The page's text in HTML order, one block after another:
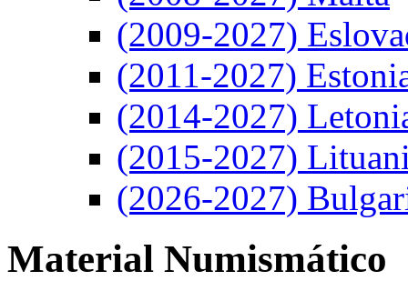
(2009-2027)
(2011-2027)
(2014-2027)
(2015-2027)
(2026-2027)
Material Numismático